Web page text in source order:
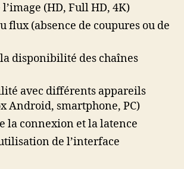
(HD, Full HD, 4K)
flux (absence de coupures ou de
disponibilité des chaînes
avec différents appareils
Android, smartphone, PC)
la connexion et la latence
de l’interface